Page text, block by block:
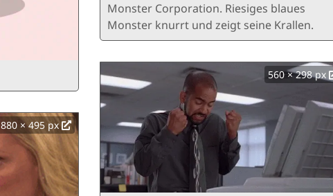
880 × 495 px
Monster Corporation. Riesiges blaues
Monster knurrt und zeigt seine Krallen.
560 × 298 px